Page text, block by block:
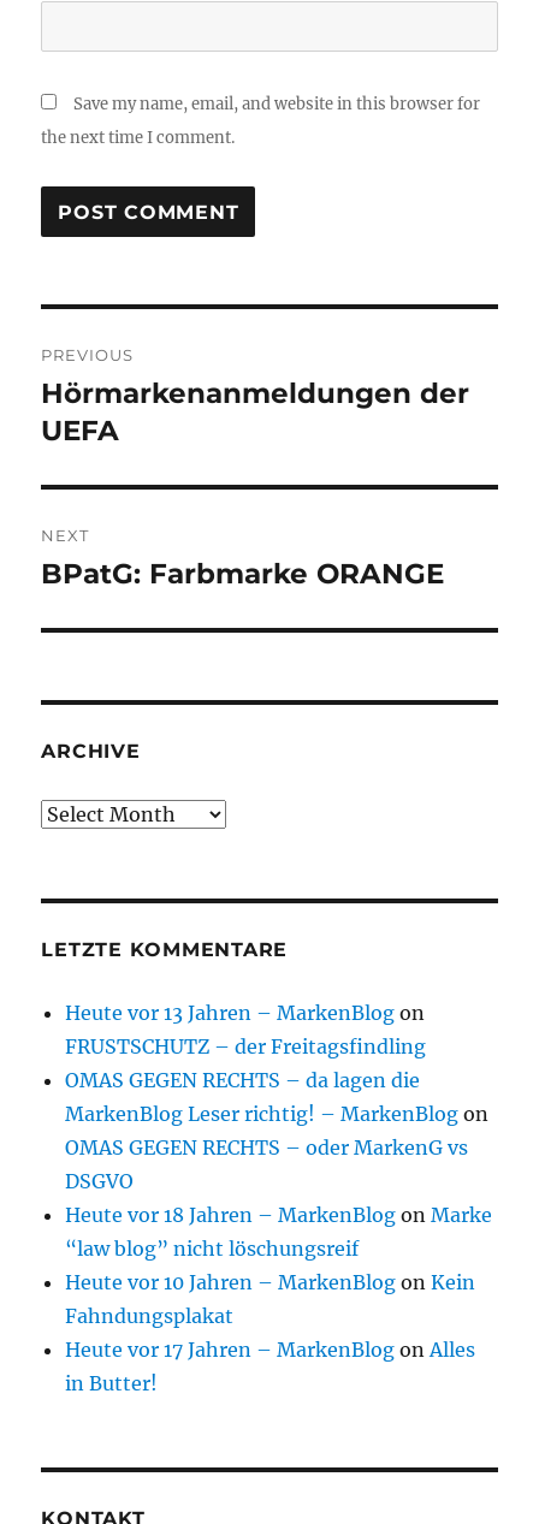
Save my name, email, and website in this browser for
the next time I comment.
navigation
PREVIOUS
Previous
post:
Hörmarkenanmeldungen der
UEFA
NEXT
Next
BPatG: Farbmarke ORANGE
ARCHIVE
Archive
LETZTE KOMMENTARE
Heute vor 13 Jahren – MarkenBlog on
FRUSTSCHUTZ – der Freitagsfindling
OMAS GEGEN RECHTS – da lagen die
MarkenBlog Leser richtig! – MarkenBlog on
OMAS GEGEN RECHTS – oder MarkenG vs
DSGVO
Heute vor 18 Jahren – MarkenBlog onMarke
“law blog” nicht löschungsreif
Heute vor 10 Jahren – MarkenBlog onKein
Fahndungsplakat
Heute vor 17 Jahren – MarkenBlog onAlles
in Butter!
KONTAKT